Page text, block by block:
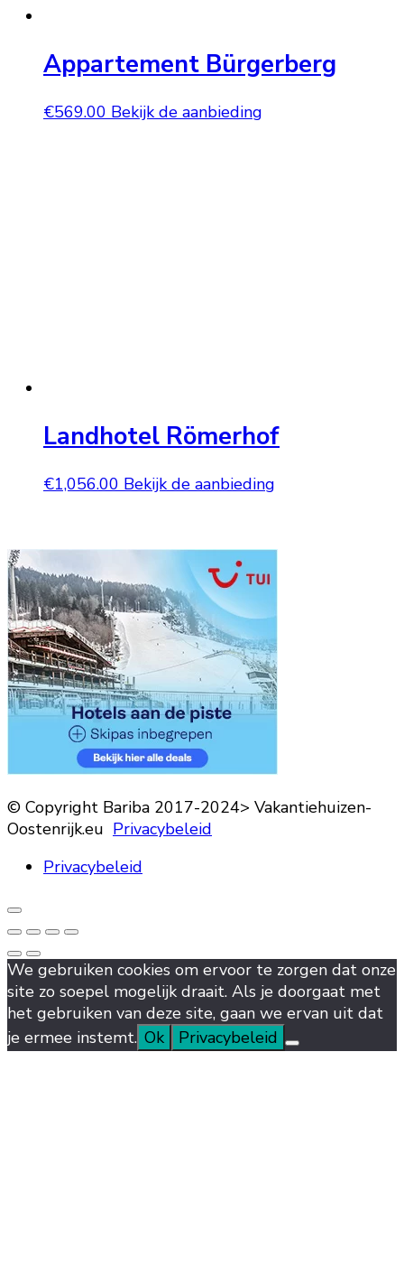
Appartement Bürgerberg
€569.00 Bekijk de aanbieding
Landhotel Römerhof
€1,056.00 Bekijk de aanbieding
© Copyright Bariba 2017-2024> Vakantiehuizen-
Oostenrijk.eu Privacybeleid
Privacybeleid
We gebruiken cookies om ervoor te zorgen dat onze
site zo soepel mogelijk draait. Als je doorgaat met
het gebruiken van deze site, gaan we ervan uit dat
je ermee instemt. Ok Privacybeleid